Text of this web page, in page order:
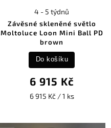
Závěsné skleněné světlo
Moltoluce Loon Mini Ball PD
brown
4 - 5 týdnů
6 915 Kč
6 915 Kč / 1 ks
Do košíku